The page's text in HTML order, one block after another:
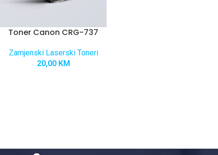
Toner Canon CRG-737
Zamjenski Laserski Toneri
20,00 KM